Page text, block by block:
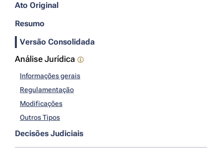
Ato Original
Resumo
Versão Consolidada
Análise Jurídica
Informações gerais
Regulamentação
Modificações
Outros Tipos
Decisões Judiciais